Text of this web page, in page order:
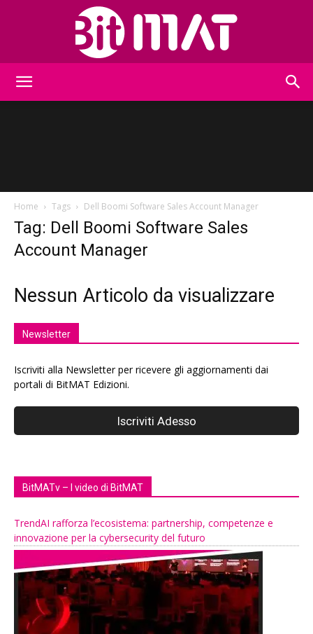
Home Tags Dell Boomi Software Sales Account Manager
Tag: Dell Boomi Software Sales
Account Manager
Nessun Articolo da visualizzare
Newsletter
Iscriviti alla Newsletter per ricevere gli aggiornamenti dai
portali di BitMAT Edizioni.
BitMATv – I video di BitMAT
TrendAI rafforza l’ecosistema: partnership, competenze e
innovazione per la cybersecurity del futuro